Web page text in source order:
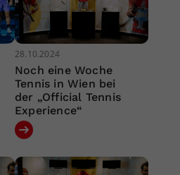
28.10.2024
Noch eine Woche
Tennis in Wien bei
der „Official Tennis
Experience“